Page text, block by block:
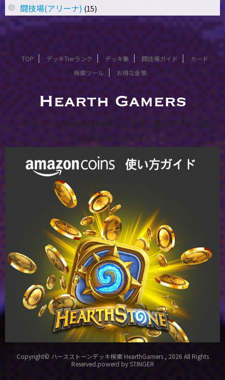
闘技場(アリーナ) (15)
TOP デッキTierランク デッキ集 闘技場ガイド
カード
検索ツール
お得な金策
ハースストーン/Hearthstoneにおける、強いデッキと使い
方をまとめています。
Copyright© ハースストーンデッキ検索 HearthGamers , 2026 All Rights
Reserved.powerd by STINGER